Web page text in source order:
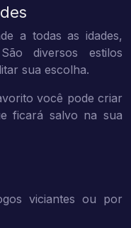
a todas as idades,
diversos estilos
sua escolha.
você pode criar
ficará salvo na sua
viciantes ou por